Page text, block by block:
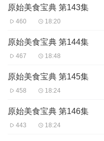
原始美食宝典 第143集
460 18:20
原始美食宝典 第144集
467 18:48
原始美食宝典 第145集
458 18:24
原始美食宝典 第146集
443 18:24